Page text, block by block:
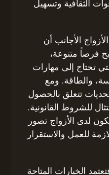
الثقافية وتسهيل
الأجانب أن
فرصاً متنوعة،
تحتاج إلى مهارات
والطاقة. ومع
تتعلق بالحصول
للشروط القانونية.
لدى الأزواج تصور
للعمل والاستقرار
الخيارات المتاحة